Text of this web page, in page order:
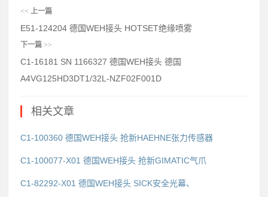
<< 上一篇
E51-124204 德国WEH接头 HOTSET绝缘喷雾
下一篇 >>
C1-16181 SN 1166327 德国WEH接头 德国
A4VG125HD3DT1/32L-NZF02F001D
相关文章
C1-100360 德国WEH接头 抢新HAEHNE张力传感器
C1-100077-X01 德国WEH接头 抢新GIMATIC气爪
C1-82292-X01 德国WEH接头 SICK安全光幕、